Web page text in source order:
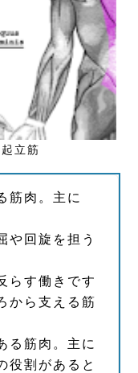
立筋
筋肉。主に
や回旋を担う
らす働きです
から支える筋
る筋肉。主に
役割があると